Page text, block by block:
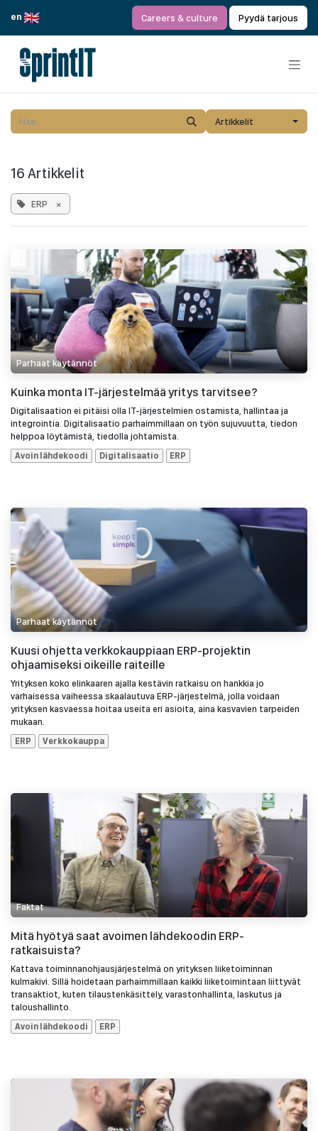
en
Careers & culture Pyydä tarjous
Artikkelit
16 Artikkelit
ERP ×
Parhaat käytännöt
Kuinka monta IT-järjestelmää yritys tarvitsee?
Digitalisaation ei pitäisi olla IT-järjestelmien ostamista, hallintaa ja
integrointia. Digitalisaatio parhaimmillaan on työn sujuvuutta, tiedon
helppoa löytämistä, tiedolla johtamista.
Avoin lähdekoodi
Digitalisaatio ERP
Parhaat käytännöt
Kuusi ohjetta verkkokauppiaan ERP-projektin
ohjaamiseksi oikeille raiteille
Yrityksen koko elinkaaren ajalla kestävin ratkaisu on hankkia jo
varhaisessa vaiheessa skaalautuva ERP-järjestelmä, jolla voidaan
yrityksen kasvaessa hoitaa useita eri asioita, aina kasvavien tarpeiden
mukaan.
ERP
Verkkokauppa
Faktat
Mitä hyötyä saat avoimen lähdekoodin ERP-
ratkaisuista?
Kattava toiminnanohjausjärjestelmä on yrityksen liiketoiminnan
kulmakivi. Sillä hoidetaan parhaimmillaan kaikki liiketoimintaan liittyvät
transaktiot, kuten tilaustenkäsittely, varastonhallinta, laskutus ja
taloushallinto.
Avoin lähdekoodi
ERP